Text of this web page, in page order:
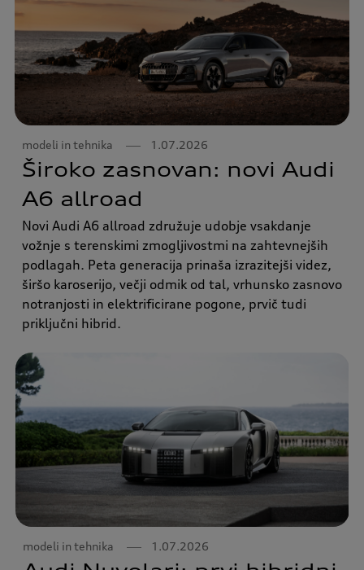
modeli in tehnika 1.07.2026
Široko zasnovan: novi Audi
A6 allroad
Novi Audi A6 allroad združuje udobje vsakdanje
vožnje s terenskimi zmogljivostmi na zahtevnejših
podlagah. Peta generacija prinaša izrazitejši videz,
širšo karoserijo, večji odmik od tal, vrhunsko zasnovo
notranjosti in elektrificirane pogone, prvič tudi
priključni hibrid.
modeli in tehnika 1.07.2026